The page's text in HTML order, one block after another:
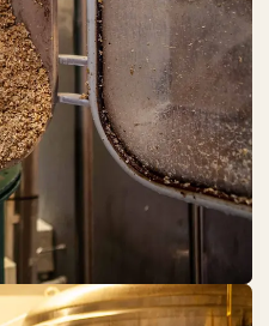
IMKEREI
BIEN
DO: GESCHLOSSEN
Speisekammer
Süßes